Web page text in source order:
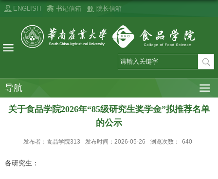
ENGLISH 书记信箱 院长信箱
导航
关于食品学院2026年“85级研究生奖学金”拟推荐名单
的公示
发布者：食品学院313 发布时间：2026-05-26 浏览次数： 640
各研究生：